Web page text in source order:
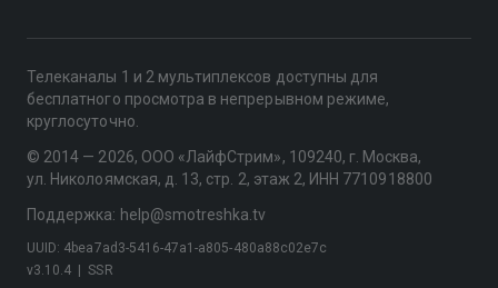
Телеканалы 1 и 2 мультиплексов доступны для
бесплатного просмотра в непрерывном режиме,
круглосуточно.
© 2014 — 2026, ООО «ЛайфСтрим», 109240, г. Москва,
ул. Николоямская, д. 13, стр. 2, этаж 2, ИНН 7710918800
Поддержка: help@smotreshka.tv
v3.10.4 SSR
UUID: 4bea7ad3-5416-47a1-a805-480a88c02e7c